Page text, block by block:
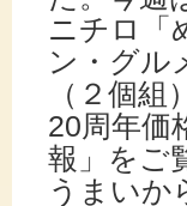
ニチロ「
ン・グル
（２個
20周年価
報」を
うまい